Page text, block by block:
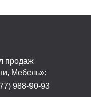
продаж
Мебель»:
988-90-93